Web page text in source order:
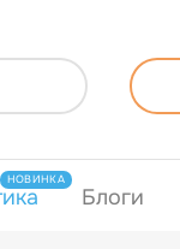
НОВИНКА
Блоги